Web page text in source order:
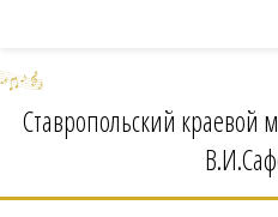
Ставропольский